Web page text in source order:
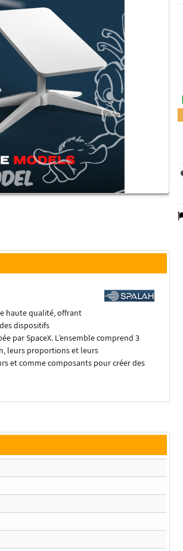
haute qualité, offrant
dispositifs
par SpaceX. L’ensemble comprend 3
leurs proportions et leurs
et comme composants pour créer des